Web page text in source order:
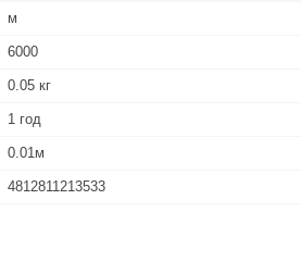
м
6000
0.05 кг
1 год
0.01м
4812811213533